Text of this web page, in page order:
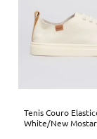
Tenis Couro
White/New